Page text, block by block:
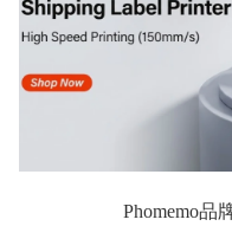
Phomemo品